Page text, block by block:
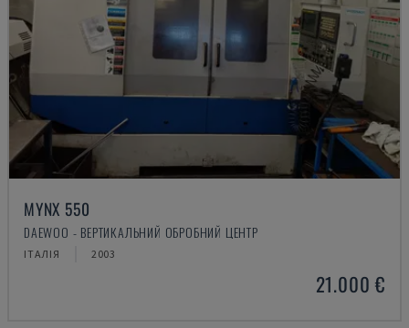
MYNX 550
DAEWOO - ВЕРТИКАЛЬНИЙ ОБРОБНИЙ ЦЕНТР
ІТАЛІЯ 2003
21.000 €